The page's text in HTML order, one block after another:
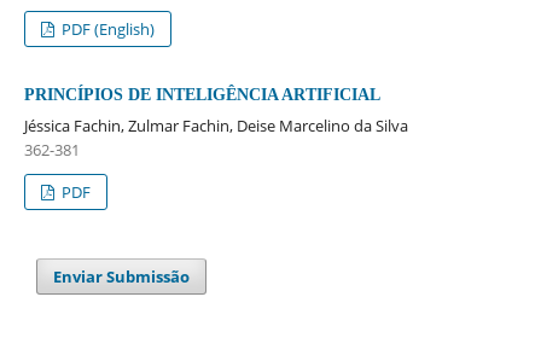
PDF (English)
PRINCÍPIOS DE INTELIGÊNCIA ARTIFICIAL
Jéssica Fachin, Zulmar Fachin, Deise Marcelino da Silva
362-381
PDF
Enviar Submissão